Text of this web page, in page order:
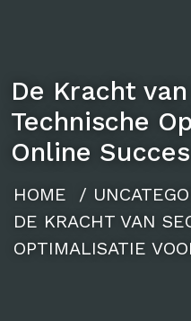
De Kracht van
Technische
Online Succes
HOME /
DE KRACHT VAN
OPTIMALISATIE